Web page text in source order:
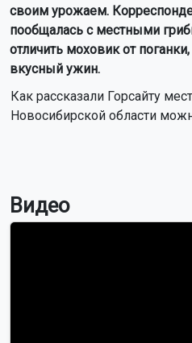
своим урожаем.
пообщалась с местными
отличить моховик от
вкусный ужин.
Как рассказали Горсайту
Новосибирской области
Видео